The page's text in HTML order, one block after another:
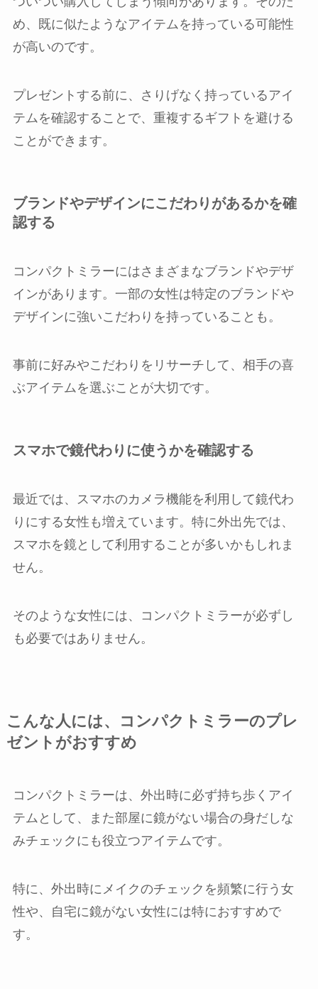
め、既に似たようなアイテムを持っている可能性
が高いのです。
プレゼントする前に、さりげなく持っているアイ
テムを確認することで、重複するギフトを避ける
ことができます。
ブランドやデザインにこだわりがあるかを確
認する
コンパクトミラーにはさまざまなブランドやデザ
インがあります。一部の女性は特定のブランドや
デザインに強いこだわりを持っていることも。
事前に好みやこだわりをリサーチして、相手の喜
ぶアイテムを選ぶことが大切です。
スマホで鏡代わりに使うかを確認する
最近では、スマホのカメラ機能を利用して鏡代わ
りにする女性も増えています。特に外出先では、
スマホを鏡として利用することが多いかもしれま
せん。
そのような女性には、コンパクトミラーが必ずし
も必要ではありません。
こんな人には、コンパクトミラーのプレ
ゼントがおすすめ
コンパクトミラーは、外出時に必ず持ち歩くアイ
テムとして、また部屋に鏡がない場合の身だしな
みチェックにも役立つアイテムです。
特に、外出時にメイクのチェックを頻繁に行う女
性や、自宅に鏡がない女性には特におすすめで
す。